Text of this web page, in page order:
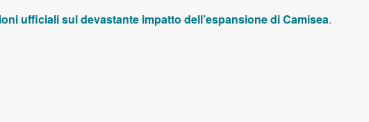
ufficiali sul devastante impatto dell’espansione di Camisea.